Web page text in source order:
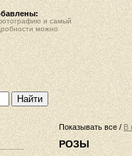
и самый
можно
Показывать все / В
РОЗЫ